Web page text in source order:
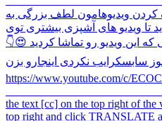
کردن ویدیوهامون لطف بزرگی به
تا ویدیو های آشپزی بیشتری توی
این ویدیو رو تماشا کردید 😍👇
سابسکرایب نکردی اینجارو بزن👇
https://www.youtube.com/c/
the text [cc] on the top right of the
top right and click